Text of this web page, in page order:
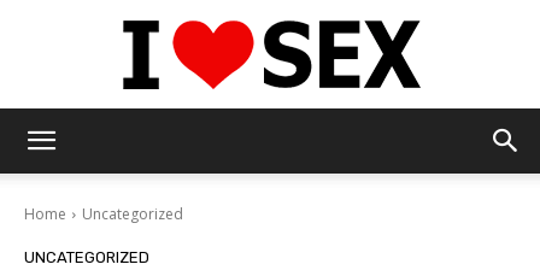
Home Uncategorized
UNCATEGORIZED